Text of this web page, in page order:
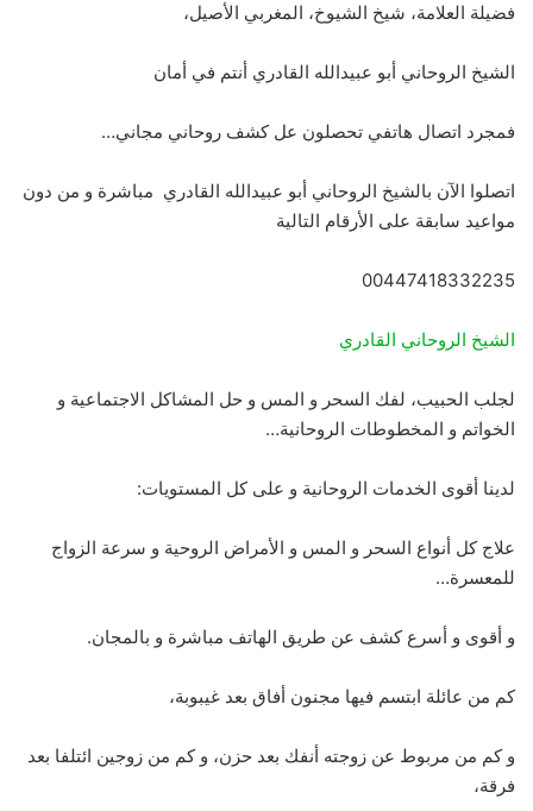
فضيلة العلامة، شيخ الشيوخ، المغربي الأصيل،
الشيخ الروحاني أبو عبيدالله القادري أنتم في أمان
فمجرد اتصال هاتفي تحصلون عل كشف روحاني مجاني…
اتصلوا الآن بالشيخ الروحاني أبو عبيدالله القادري مباشرة و من دون
مواعيد سابقة على الأرقام التالية
00447418332235
الشيخ الروحاني القادري
لجلب الحبيب، لفك السحر و المس و حل المشاكل الاجتماعية و
الخواتم و المخطوطات الروحانية…
لدينا أقوى الخدمات الروحانية و على كل المستويات:
علاج كل أنواع السحر و المس و الأمراض الروحية و سرعة الزواج
للمعسرة…
و أقوى و أسرع كشف عن طريق الهاتف مباشرة و بالمجان.
كم من عائلة ابتسم فيها مجنون أفاق بعد غيبوبة،
و كم من مربوط عن زوجته أنفك بعد حزن، و كم من زوجين ائتلفا بعد
فرقة،